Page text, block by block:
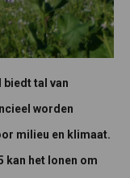
biedt tal van
worden
milieu en klimaat.
kan het lonen om